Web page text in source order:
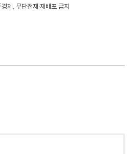
제. 무단전재·재배포 금지